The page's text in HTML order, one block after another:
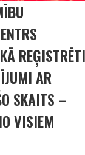
REĢISTRĒTI
AR
SKAITS –
VISIEM